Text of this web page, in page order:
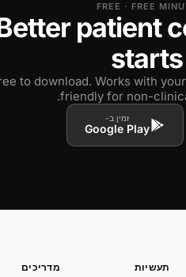
FREE · FREE
patient
to download. Works with
friendly for non-
זמין ב-
Google Play
תעשיות מדריכים